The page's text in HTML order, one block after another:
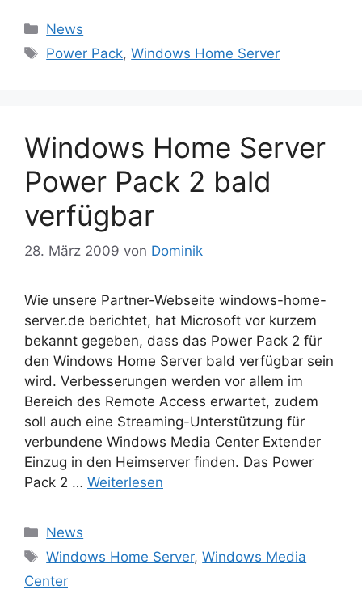
Kategorien
News
Schlagwörter
Power Pack,Windows Home Server
Windows Home Server
Power Pack 2 bald
verfügbar
28. März 2009 von Dominik
Wie unsere Partner-Webseite windows-home-
server.de berichtet, hat Microsoft vor kurzem
bekannt gegeben, dass das Power Pack 2 für
den Windows Home Server bald verfügbar sein
wird. Verbesserungen werden vor allem im
Bereich des Remote Access erwartet, zudem
soll auch eine Streaming-Unterstützung für
verbundene Windows Media Center Extender
Einzug in den Heimserver finden. Das Power
Pack 2 … Weiterlesen
Kategorien
News
Schlagwörter
Windows Home Server,Windows Media
Center